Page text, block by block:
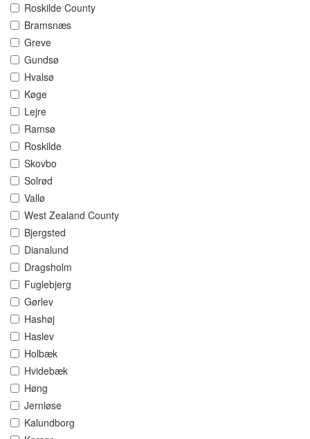
Roskilde County
Bramsnæs
Greve
Gundsø
Hvalsø
Køge
Lejre
Ramsø
Roskilde
Skovbo
Solrød
Vallø
West Zealand County
Bjergsted
Dianalund
Dragsholm
Fuglebjerg
Gørlev
Hashøj
Haslev
Holbæk
Hvidebæk
Høng
Jernløse
Kalundborg